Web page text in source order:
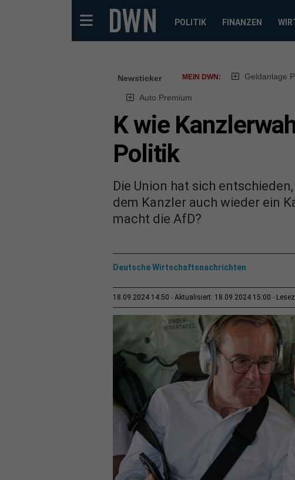
POLITIK FINANZEN
Newsticker MEIN DWN: Geldanlage
Auto Premium
K wie
Politik
Die Union hat sich
dem Kanzler auch wieder ein
macht die AfD?
Deutsche Wirtschaftsnachrichten
18.09.2024 14:50 Aktualisiert: 18.09.2024 15:00